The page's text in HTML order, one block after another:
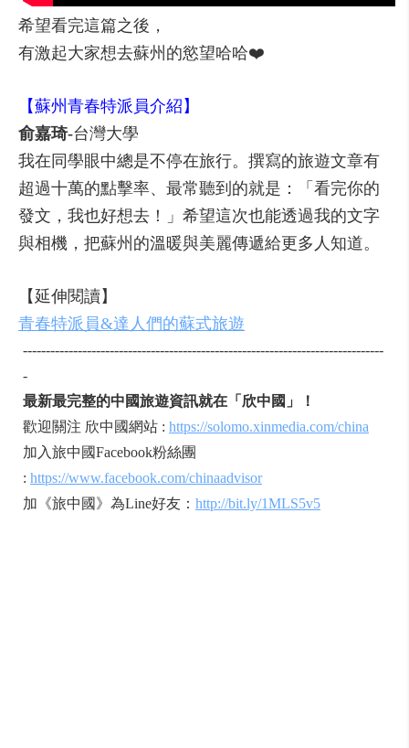
希望看完這篇之後，
有激起大家想去蘇州的慾望哈哈❤️
【蘇州青春特派員介紹】
俞嘉琦-台灣大學
我在同學眼中總是不停在旅行。撰寫的旅遊文章有
超過十萬的點擊率、最常聽到的就是：「看完你的
發文，我也好想去！」希望這次也能透過我的文字
與相機，把蘇州的溫暖與美麗傳遞給更多人知道。
【延伸閱讀】
青春特派員&達人們的蘇式旅遊
-------------------------------------------------------------------------------
-
最新最完整的中國旅遊資訊就在「欣中國」！
歡迎關注 欣中國網站 : https://solomo.xinmedia.com/china
加入旅中國Facebook粉絲團
: https://www.facebook.com/chinaadvisor
加《旅中國》為Line好友： http://bit.ly/1MLS5v5